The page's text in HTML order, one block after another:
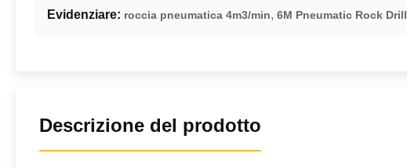
Evidenziare: roccia pneumatica 4m3/min, 6M Pneumatic Rock Drill
Descrizione del prodotto